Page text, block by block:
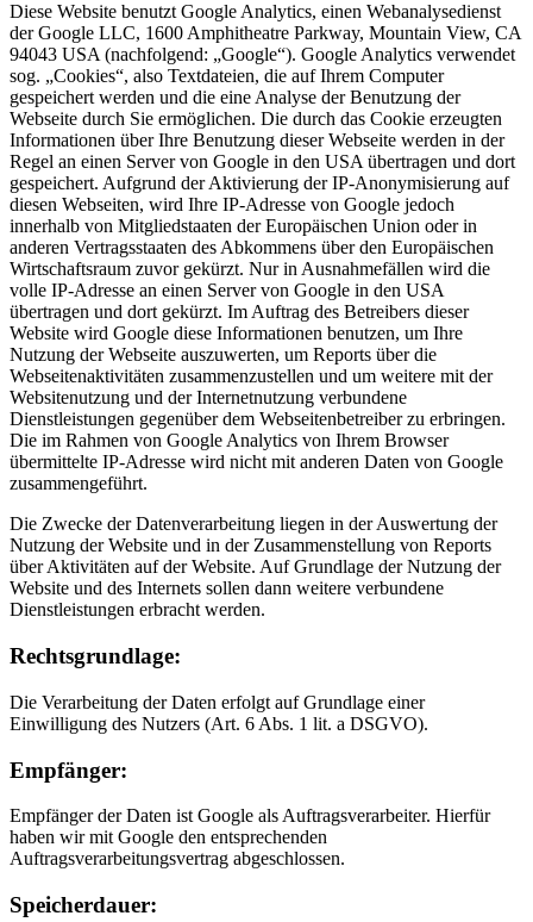
Diese Website benutzt Google Analytics, einen Webanalysedienst
der Google LLC, 1600 Amphitheatre Parkway, Mountain View, CA
94043 USA (nachfolgend: „Google“). Google Analytics verwendet
sog. „Cookies“, also Textdateien, die auf Ihrem Computer
gespeichert werden und die eine Analyse der Benutzung der
Webseite durch Sie ermöglichen. Die durch das Cookie erzeugten
Informationen über Ihre Benutzung dieser Webseite werden in der
Regel an einen Server von Google in den USA übertragen und dort
gespeichert. Aufgrund der Aktivierung der IP-Anonymisierung auf
diesen Webseiten, wird Ihre IP-Adresse von Google jedoch
innerhalb von Mitgliedstaaten der Europäischen Union oder in
anderen Vertragsstaaten des Abkommens über den Europäischen
Wirtschaftsraum zuvor gekürzt. Nur in Ausnahmefällen wird die
volle IP-Adresse an einen Server von Google in den USA
übertragen und dort gekürzt. Im Auftrag des Betreibers dieser
Website wird Google diese Informationen benutzen, um Ihre
Nutzung der Webseite auszuwerten, um Reports über die
Webseitenaktivitäten zusammenzustellen und um weitere mit der
Websitenutzung und der Internetnutzung verbundene
Dienstleistungen gegenüber dem Webseitenbetreiber zu erbringen.
Die im Rahmen von Google Analytics von Ihrem Browser
übermittelte IP-Adresse wird nicht mit anderen Daten von Google
zusammengeführt.
Die Zwecke der Datenverarbeitung liegen in der Auswertung der
Nutzung der Website und in der Zusammenstellung von Reports
über Aktivitäten auf der Website. Auf Grundlage der Nutzung der
Website und des Internets sollen dann weitere verbundene
Dienstleistungen erbracht werden.
Rechtsgrundlage:
Die Verarbeitung der Daten erfolgt auf Grundlage einer
Einwilligung des Nutzers (Art. 6 Abs. 1 lit. a DSGVO).
Empfänger:
Empfänger der Daten ist Google als Auftragsverarbeiter. Hierfür
haben wir mit Google den entsprechenden
Auftragsverarbeitungsvertrag abgeschlossen.
Speicherdauer: